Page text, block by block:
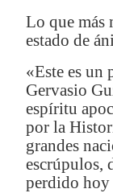
Lo que más
estado de
«Este es un
Gervasio
espíritu
por la
grandes
escrúpulos,
perdido hoy